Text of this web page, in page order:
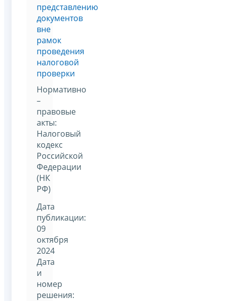
представлению
документов
вне
рамок
проведения
налоговой
проверки
Нормативно
–
правовые
акты:
Налоговый
кодекс
Российской
Федерации
(НК
РФ)
Дата
публикации:
09
октября
2024
Дата
и
номер
решения: